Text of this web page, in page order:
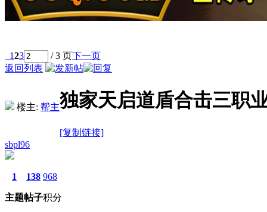
123 / 3 页下一页
返回列表
楼主: 帮主独家天启道盾合击三职
[复制链接]
sbpl96
1
主题
138
帖子
968
积分